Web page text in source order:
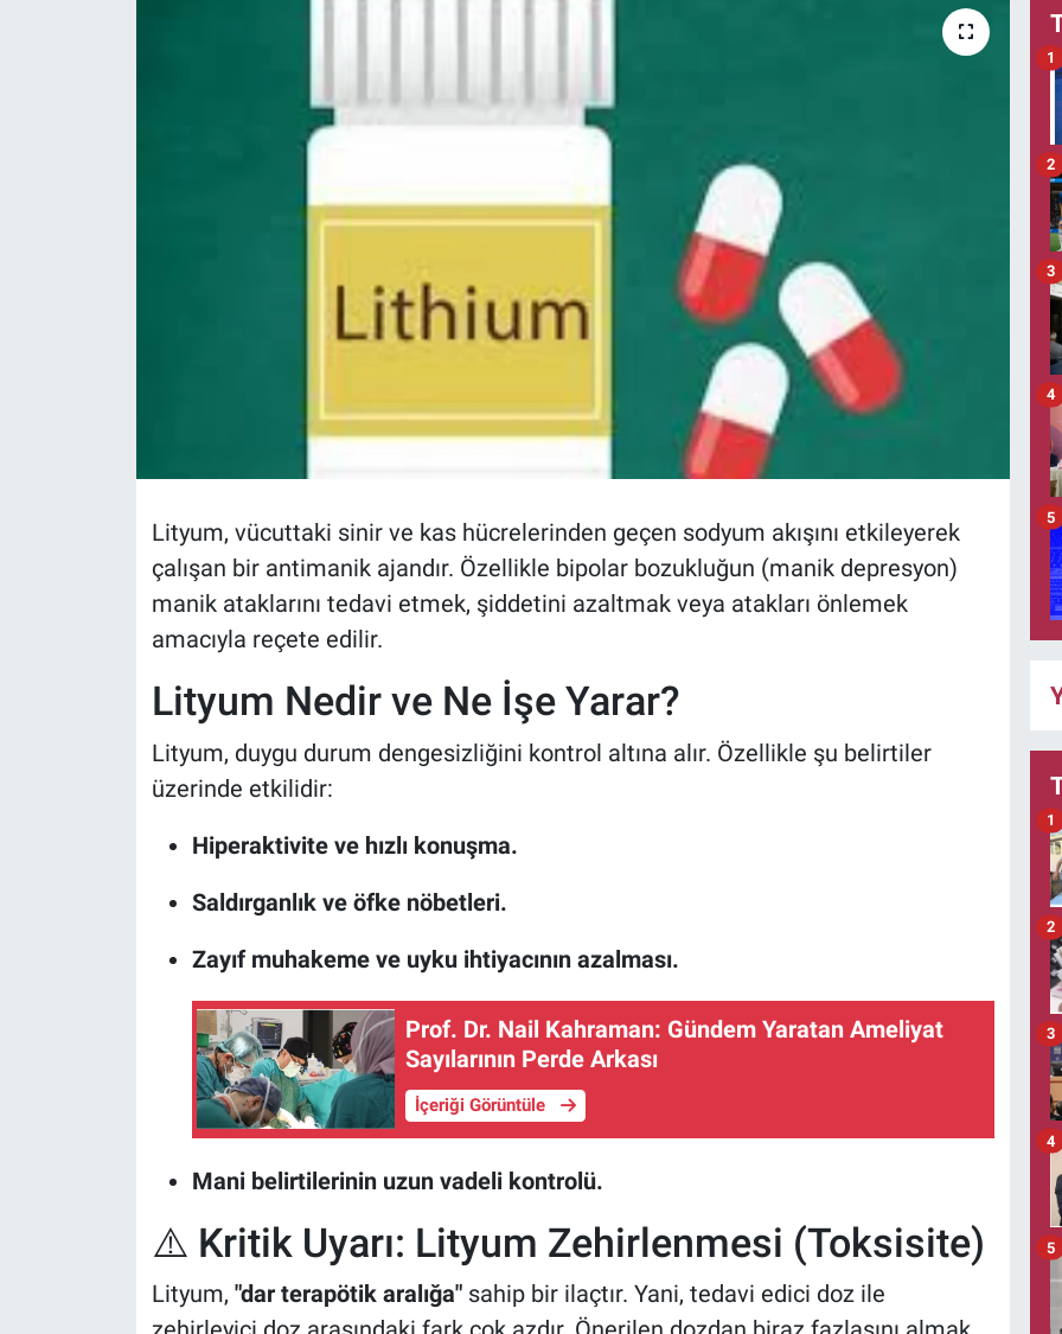
Lityum, vücuttaki sinir ve kas hücrelerinden geçen sodyum akışını etkileyerek
çalışan bir antimanik ajandır. Özellikle bipolar bozukluğun (manik depresyon)
manik ataklarını tedavi etmek, şiddetini azaltmak veya atakları önlemek
amacıyla reçete edilir.
Lityum Nedir ve Ne İşe Yarar?
Lityum, duygu durum dengesizliğini kontrol altına alır. Özellikle şu belirtiler
üzerinde etkilidir:
Hiperaktivite ve hızlı konuşma.
Saldırganlık ve öfke nöbetleri.
Zayıf muhakeme ve uyku ihtiyacının azalması.
Prof. Dr. Nail Kahraman: Gündem Yaratan Ameliyat
Sayılarının Perde Arkası
İçeriği Görüntüle
Mani belirtilerinin uzun vadeli kontrolü.
⚠️ Kritik Uyarı: Lityum Zehirlenmesi (Toksisite)
Lityum, "dar terapötik aralığa"sahip bir ilaçtır. Yani, tedavi edici doz ile
1
2
3
4
5
1
2
3
4
5